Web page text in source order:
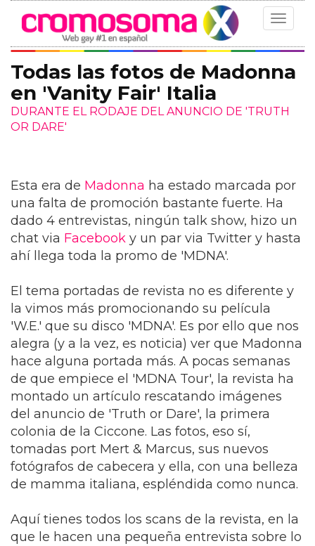
Toggle
Todas las fotos de Madonna
en 'Vanity Fair' Italia
DURANTE EL RODAJE DEL ANUNCIO DE 'TRUTH
OR DARE'
Esta era de Madonna ha estado marcada por
una falta de promoción bastante fuerte. Ha
dado 4 entrevistas, ningún talk show, hizo un
chat via Facebook y un par via Twitter y hasta
ahí llega toda la promo de 'MDNA'.
El tema portadas de revista no es diferente y
la vimos más promocionando su película
'W.E.' que su disco 'MDNA'. Es por ello que nos
alegra (y a la vez, es noticia) ver que Madonna
hace alguna portada más. A pocas semanas
de que empiece el 'MDNA Tour', la revista ha
montado un artículo rescatando imágenes
del anuncio de 'Truth or Dare', la primera
colonia de la Ciccone. Las fotos, eso sí,
tomadas port Mert & Marcus, sus nuevos
fotógrafos de cabecera y ella, con una belleza
de mamma italiana, espléndida como nunca.
Aquí tienes todos los scans de la revista, en la
que le hacen una pequeña entrevista sobre lo